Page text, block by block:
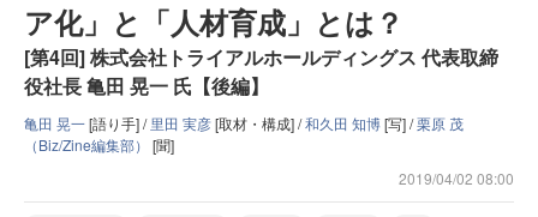
ア化」と「人材育成」とは？
[第4回] 株式会社トライアルホールディングス 代表取締
役社長 亀田 晃一 氏【後編】
亀田 晃一[語り手] /里田 実彦[取材・構成] /和久田 知博[写] /栗原 茂
（Biz/Zine編集部） [聞]
2019/04/02 08:00